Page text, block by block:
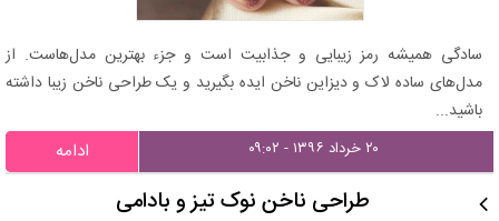
سادگی همیشه رمز زیبایی و جذابیت است و جزء بهترین مدل‌هاست. از
مدل‌های ساده لاک و دیزاین ناخن ایده بگیرید و یک طراحی ناخن زیبا داشته
باشید...
۲۰ خرداد ۱۳۹۶ - ۰۹:۰۲ ادامه
طراحی ناخن نوک تیز و بادامی